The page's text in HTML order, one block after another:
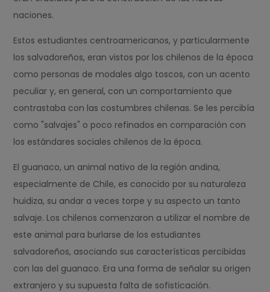
naciones.
Estos estudiantes centroamericanos, y particularmente
los salvadoreños, eran vistos por los chilenos de la época
como personas de modales algo toscos, con un acento
peculiar y, en general, con un comportamiento que
contrastaba con las costumbres chilenas. Se les percibía
como "salvajes" o poco refinados en comparación con
los estándares sociales chilenos de la época.
El guanaco, un animal nativo de la región andina,
especialmente de Chile, es conocido por su naturaleza
huidiza, su andar a veces torpe y su aspecto un tanto
salvaje. Los chilenos comenzaron a utilizar el nombre de
este animal para burlarse de los estudiantes
salvadoreños, asociando sus características percibidas
con las del guanaco. Era una forma de señalar su origen
extranjero y su supuesta falta de sofisticación.